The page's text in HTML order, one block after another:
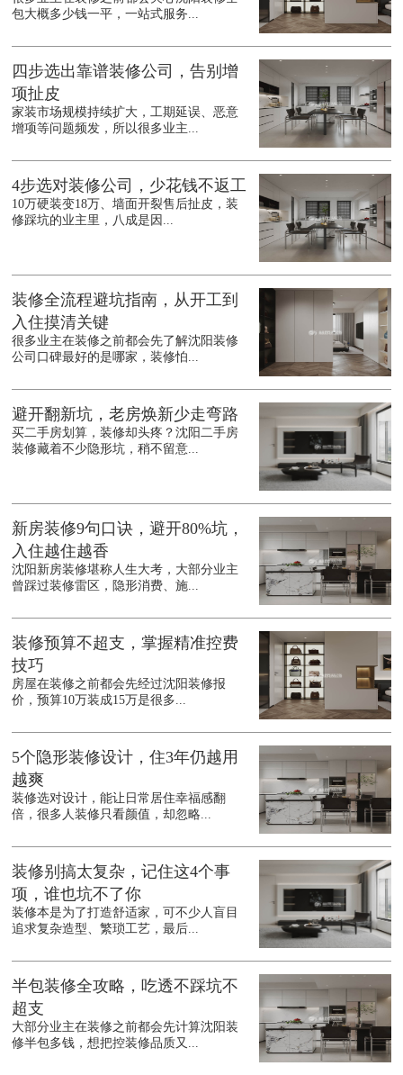
包大概多少钱一平，一站式服务...
四步选出靠谱装修公司，告别增
项扯皮
家装市场规模持续扩大，工期延误、恶意
增项等问题频发，所以很多业主...
4步选对装修公司，少花钱不返工
10万硬装变18万、墙面开裂售后扯皮，装
修踩坑的业主里，八成是因...
装修全流程避坑指南，从开工到
入住摸清关键
很多业主在装修之前都会先了解沈阳装修
公司口碑最好的是哪家，装修怕...
避开翻新坑，老房焕新少走弯路
买二手房划算，装修却头疼？沈阳二手房
装修藏着不少隐形坑，稍不留意...
新房装修9句口诀，避开80%坑，
入住越住越香
沈阳新房装修堪称人生大考，大部分业主
曾踩过装修雷区，隐形消费、施...
装修预算不超支，掌握精准控费
技巧
房屋在装修之前都会先经过沈阳装修报
价，预算10万装成15万是很多...
5个隐形装修设计，住3年仍越用
越爽
装修选对设计，能让日常居住幸福感翻
倍，很多人装修只看颜值，却忽略...
装修别搞太复杂，记住这4个事
项，谁也坑不了你
装修本是为了打造舒适家，可不少人盲目
追求复杂造型、繁琐工艺，最后...
半包装修全攻略，吃透不踩坑不
超支
大部分业主在装修之前都会先计算沈阳装
修半包多钱，想把控装修品质又...